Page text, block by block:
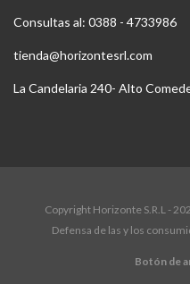
Consultas al: 0388 - 4733986
tienda@horizontesrl.com
La Candelaria 240- Alto
Copyright Horizonte S.R.L -
Defensa de las y los
Botón de